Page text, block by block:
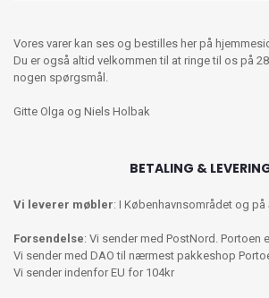
Vores varer kan ses og bestilles her på
Du er også altid velkommen til at ringe til os på
nogen spørgsmål.
Gitte Olga og Niels Holbak
BETALING &
Vi leverer møbler: I Københavnsområdet og
Forsendelse: Vi sender med PostNord. Portoen
Vi sender med DAO til nærmest pakkeshop
Vi sender indenfor EU for 104kr